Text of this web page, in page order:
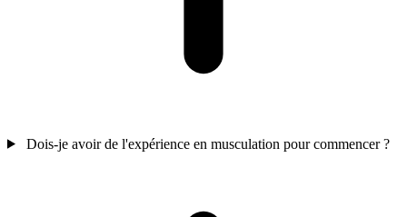
Dois-je avoir de l'expérience en musculation pour commencer ?